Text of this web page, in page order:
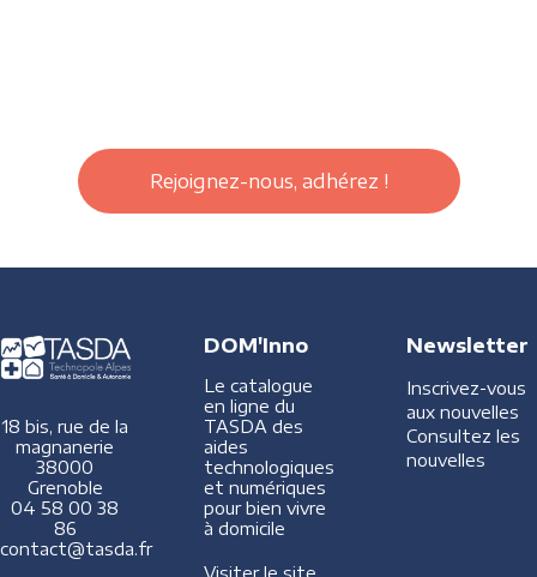
Rejoignez-nous, adhérez !
18 bis, rue de la
magnanerie
38000
Grenoble
04 58 00 38
86
contact@tasda.fr
DOM'Inno
Le catalogue
en ligne du
TASDA des
aides
technologiques
et numériques
pour bien vivre
à domicile
Visiter le site
Newsletter
Inscrivez-vous
aux nouvelles
Consultez les
nouvelles